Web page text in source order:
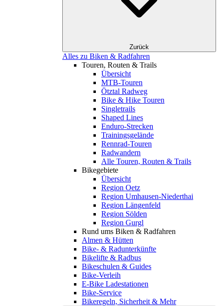
Zurück
Alles zu Biken & Radfahren
Touren, Routen & Trails
Übersicht
MTB-Touren
Ötztal Radweg
Bike & Hike Touren
Singletrails
Shaped Lines
Enduro-Strecken
Trainingsgelände
Rennrad-Touren
Radwandern
Alle Touren, Routen & Trails
Bikegebiete
Übersicht
Region Oetz
Region Umhausen-Niederthai
Region Längenfeld
Region Sölden
Region Gurgl
Rund ums Biken & Radfahren
Almen & Hütten
Bike- & Radunterkünfte
Bikelifte & Radbus
Bikeschulen & Guides
Bike-Verleih
E-Bike Ladestationen
Bike-Service
Bikeregeln, Sicherheit & Mehr